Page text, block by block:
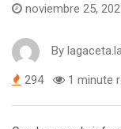
noviembre 25,
By
294 1 minute